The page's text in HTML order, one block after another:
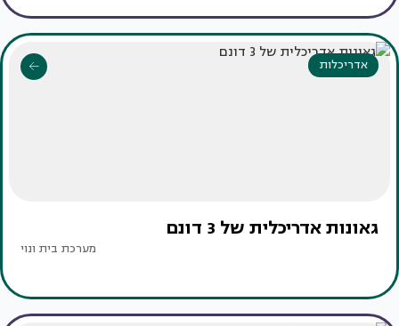
אדריכלות
גאונות אדריכלית של 3 דונם
מערכת בית ונוי